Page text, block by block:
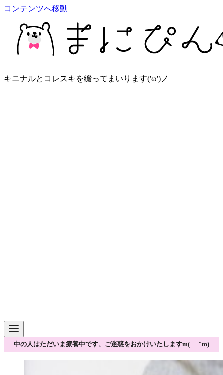
コンテンツへ移動
キニナルとコレスキを綴ってまいります('ω')ノ
中の人はただいま療養中です、ご迷惑をおかけいたしますm(_ _"m)